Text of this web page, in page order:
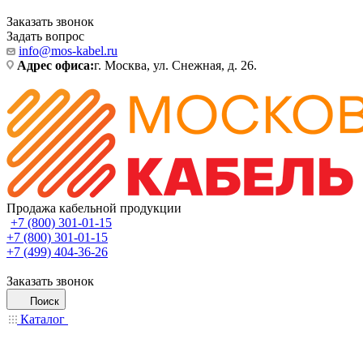
Заказать звонок
Задать вопрос
info@mos-kabel.ru
Адрес офиса:г. Москва, ул. Снежная, д. 26.
Продажа кабельной продукции
+7 (800) 301-01-15
+7 (800) 301-01-15
+7 (499) 404-36-26
Заказать звонок
Поиск
Каталог